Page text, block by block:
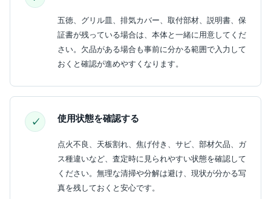
五徳、グリル皿、排気カバー、取付部材、説明書、保
証書が残っている場合は、本体と一緒に用意してくだ
さい。欠品がある場合も事前に分かる範囲で入力して
おくと確認が進めやすくなります。
使用状態を確認する
点火不良、天板割れ、焦げ付き、サビ、部材欠品、ガ
ス種違いなど、査定時に見られやすい状態を確認して
ください。無理な清掃や分解は避け、現状が分かる写
真を残しておくと安心です。